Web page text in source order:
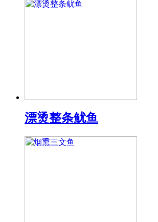
漂烫整条鱿鱼